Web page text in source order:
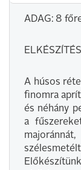
ADAG: 8
A húsos
finomra
és néhány
a